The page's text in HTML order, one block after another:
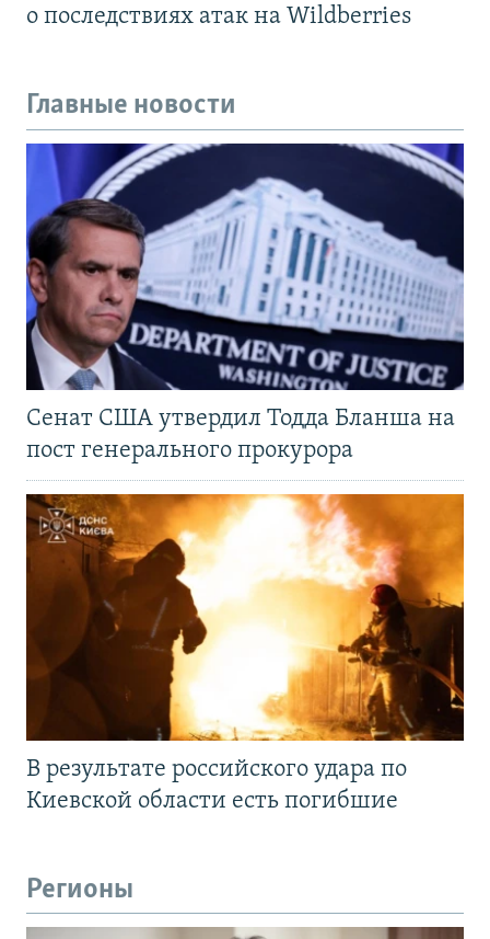
о последствиях атак на Wildberries
Главные новости
Сенат США утвердил Тодда Бланша на
пост генерального прокурора
В результате российского удара по
Киевской области есть погибшие
Регионы